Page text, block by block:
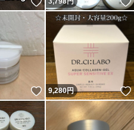
いいね！
9,280円